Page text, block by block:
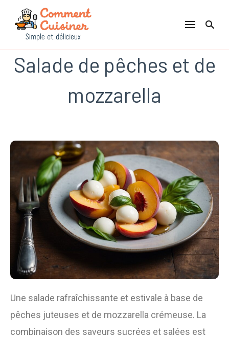
Comment Cuisiner
Salade de pêches et de
mozzarella
Une salade rafraîchissante et estivale à base de
pêches juteuses et de mozzarella crémeuse. La
combinaison des saveurs sucrées et salées est